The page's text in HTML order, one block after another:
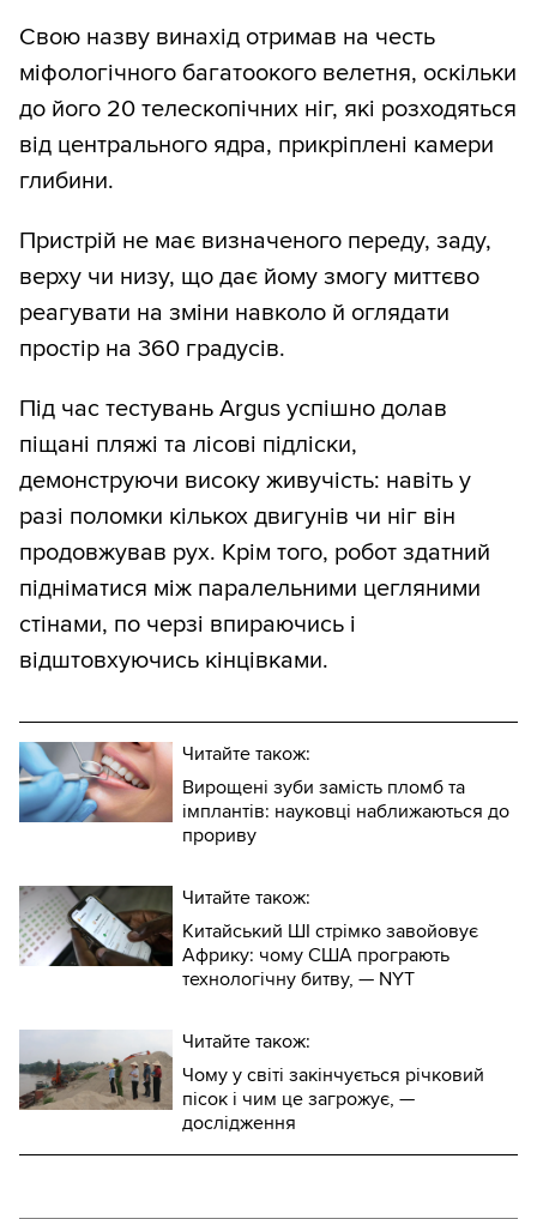
Свою назву винахід отримав на честь
міфологічного багатоокого велетня, оскільки
до його 20 телескопічних ніг, які розходяться
від центрального ядра, прикріплені камери
глибини.
Пристрій не має визначеного переду, заду,
верху чи низу, що дає йому змогу миттєво
реагувати на зміни навколо й оглядати
простір на 360 градусів.
Під час тестувань Argus успішно долав
піщані пляжі та лісові підліски,
демонструючи високу живучість: навіть у
разі поломки кількох двигунів чи ніг він
продовжував рух. Крім того, робот здатний
підніматися між паралельними цегляними
стінами, по черзі впираючись і
відштовхуючись кінцівками.
Читайте також:
Вирощені зуби замість пломб та
імплантів: науковці наближаються до
прориву
Читайте також:
Китайський ШІ стрімко завойовує
Африку: чому США програють
технологічну битву, — NYT
Читайте також:
Чому у світі закінчується річковий
пісок і чим це загрожує, —
дослідження